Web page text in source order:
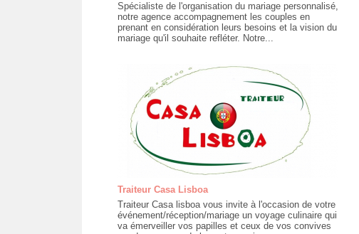
Spécialiste de l'organisation du mariage personnalisé,
notre agence accompagnement les couples en
prenant en considération leurs besoins et la vision du
mariage qu'il souhaite refléter. Notre...
Traiteur Casa Lisboa
Traiteur Casa lisboa vous invite à l'occasion de votre
événement/réception/mariage un voyage culinaire qui
va émerveiller vos papilles et ceux de vos convives